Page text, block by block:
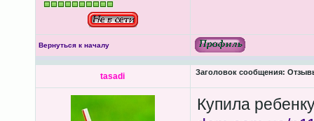
Вернуться к началу
tasadi Заголовок сообщения:
Купила